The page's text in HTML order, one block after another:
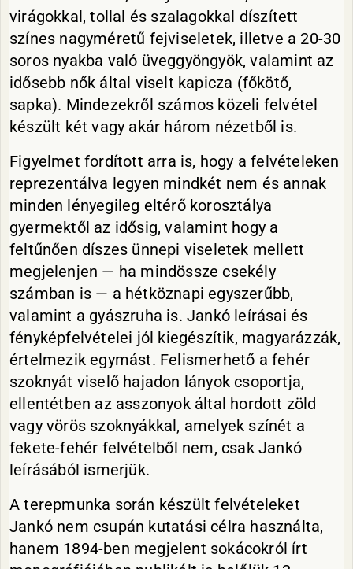
virágokkal, tollal és szalagokkal díszített
színes nagyméretű fejviseletek, illetve a 20-30
soros nyakba való üveggyöngyök, valamint az
idősebb nők által viselt kapicza (főkötő,
sapka). Mindezekről számos közeli felvétel
készült két vagy akár három nézetből is.
Figyelmet fordított arra is, hogy a felvételeken
reprezentálva legyen mindkét nem és annak
minden lényegileg eltérő korosztálya
gyermektől az idősig, valamint hogy a
feltűnően díszes ünnepi viseletek mellett
megjelenjen — ha mindössze csekély
számban is — a hétköznapi egyszerűbb,
valamint a gyászruha is. Jankó leírásai és
fényképfelvételei jól kiegészítik, magyarázzák,
értelmezik egymást. Felismerhető a fehér
szoknyát viselő hajadon lányok csoportja,
ellentétben az asszonyok által hordott zöld
vagy vörös szoknyákkal, amelyek színét a
fekete-fehér felvételből nem, csak Jankó
leírásából ismerjük.
A terepmunka során készült felvételeket
Jankó nem csupán kutatási célra használta,
hanem 1894-ben megjelent sokácokról írt